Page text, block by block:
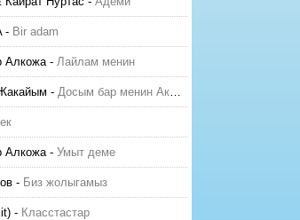
- Bir adam
Алкожа- Лайлам менин
- Досым бар менин Актауда
Алкожа- Умыт деме
- Биз жолыгамыз
- Класстастар